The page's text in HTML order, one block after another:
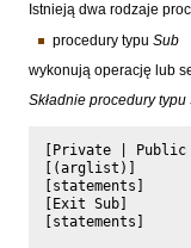
Istnieją dwa rodzaje
procedury typu Sub
wykonują operację lub
Składnie procedury typu
[Private |
[(arglist)]
[statements]
[Exit Sub]
[statements]